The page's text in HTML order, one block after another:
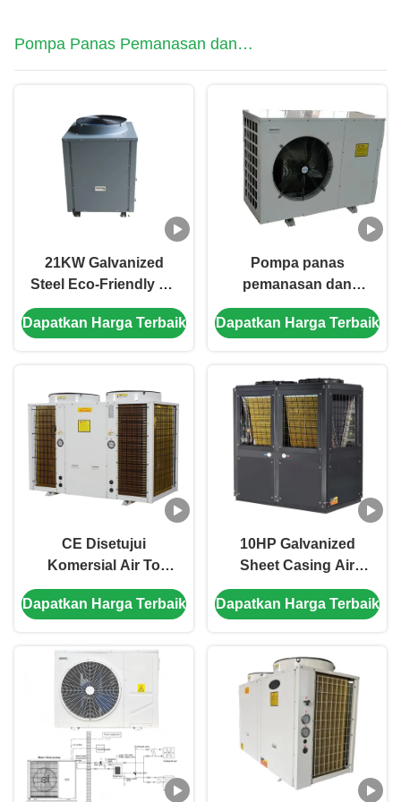
Pompa Panas Pemanasan dan
Pendinginan
21KW Galvanized
Steel Eco-Friendly Air
Source Heat Pump
untuk kolam renang
Dapatkan Harga Terbaik
Pompa panas
pemanasan dan
pendinginan
komersial dengan
10,5kW dan kontrol
WiFi
Dapatkan Harga Terbaik
CE Disetujui
Komersial Air To
Water Heat Pump
dengan 48,5KW
32,2KW Pendinginan
Dapatkan Harga Terbaik
10HP Galvanized
Sheet Casing Air
Source Heat Pump
dengan 48,5KW
komersial
Dapatkan Harga Terbaik